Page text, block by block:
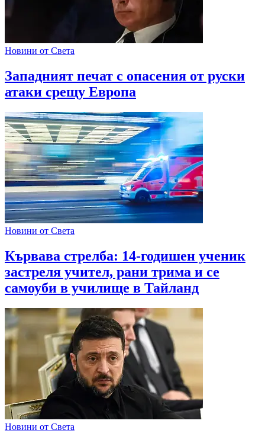
Новини от Света
Западният печат с опасения от руски
атаки срещу Европа
Новини от Света
Кървава стрелба: 14-годишен ученик
застреля учител, рани трима и се
самоуби в училище в Тайланд
Новини от Света